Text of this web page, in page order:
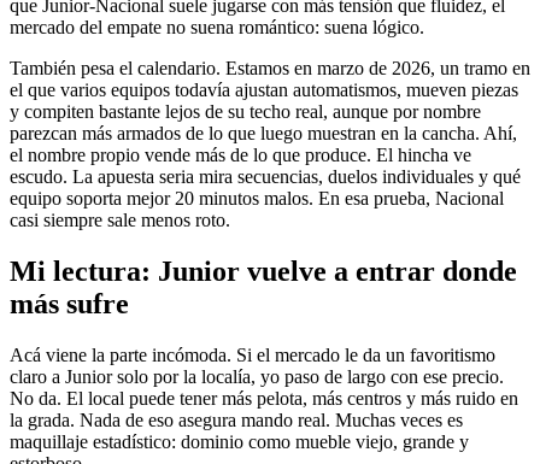
que Junior-Nacional suele jugarse con más tensión que fluidez, el
mercado del empate no suena romántico: suena lógico.
También pesa el calendario. Estamos en marzo de 2026, un tramo en
el que varios equipos todavía ajustan automatismos, mueven piezas
y compiten bastante lejos de su techo real, aunque por nombre
parezcan más armados de lo que luego muestran en la cancha. Ahí,
el nombre propio vende más de lo que produce. El hincha ve
escudo. La apuesta seria mira secuencias, duelos individuales y qué
equipo soporta mejor 20 minutos malos. En esa prueba, Nacional
casi siempre sale menos roto.
Mi lectura: Junior vuelve a entrar donde
más sufre
Acá viene la parte incómoda. Si el mercado le da un favoritismo
claro a Junior solo por la localía, yo paso de largo con ese precio.
No da. El local puede tener más pelota, más centros y más ruido en
la grada. Nada de eso asegura mando real. Muchas veces es
maquillaje estadístico: dominio como mueble viejo, grande y